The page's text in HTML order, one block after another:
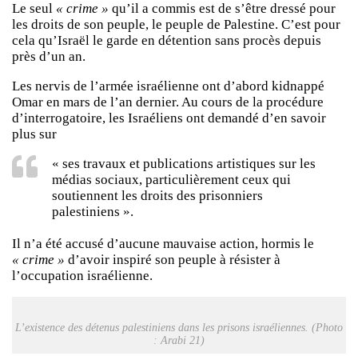
Le seul « crime » qu’il a commis est de s’être dressé pour
les droits de son peuple, le peuple de Palestine. C’est pour
cela qu’Israël le garde en détention sans procès depuis
près d’un an.
Les nervis de l’armée israélienne ont d’abord kidnappé
Omar en mars de l’an dernier. Au cours de la procédure
d’interrogatoire, les Israéliens ont demandé d’en savoir
plus sur
« ses travaux et publications artistiques sur les
médias sociaux, particulièrement ceux qui
soutiennent les droits des prisonniers
palestiniens ».
Il n’a été accusé d’aucune mauvaise action, hormis le
« crime » d’avoir inspiré son peuple à résister à
l’occupation israélienne.
L’existence des détenus palestiniens dans les prisons israéliennes. (Photo
: Arabi 21)